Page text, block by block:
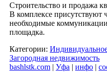
Строительство и продажа
В комплексе присутствуют
необходимые
площадка.
Категории:
Загородная недвижимость
bashlstk.com | Уфа | инфо |